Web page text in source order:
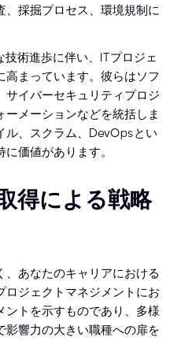
、採掘プロセス、環境規制に
術進歩に伴い、ITプロジェ
高まっています。彼らはソフ
サイバーセキュリティプロジ
メーションなどを統括しま
ル、スクラム、DevOpsとい
価値があります。
得による戦略
、あなたのキャリアにおける
ロジェクトマネジメントにお
ントを示すものであり、多様
影響力の大きい職種への扉を